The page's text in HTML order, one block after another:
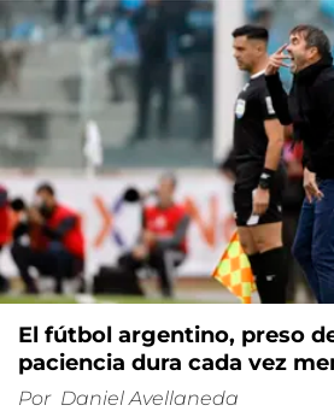
El fútbol argentino, preso
paciencia dura cada vez
Por Daniel Avellaneda